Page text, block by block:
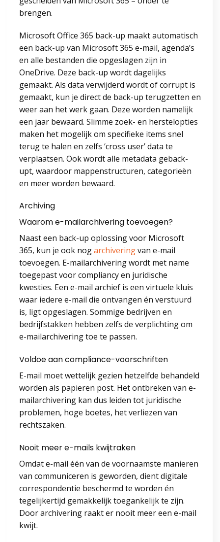
brengen.
Microsoft Office 365 back-up maakt automatisch
een back-up van Microsoft 365 e-mail, agenda’s
en alle bestanden die opgeslagen zijn in
OneDrive. Deze back-up wordt dagelijks
gemaakt. Als data verwijderd wordt of corrupt is
gemaakt, kun je direct de back-up terugzetten en
weer aan het werk gaan. Deze worden namelijk
een jaar bewaard. Slimme zoek- en herstelopties
maken het mogelijk om specifieke items snel
terug te halen en zelfs ‘cross user’ data te
verplaatsen. Ook wordt alle metadata geback-
upt, waardoor mappenstructuren, categorieën
en meer worden bewaard.
Archiving
Waarom e-mailarchivering toevoegen?
Naast een back-up oplossing voor Microsoft
365, kun je ook nogarchiveringvan e-mail
toevoegen. E-mailarchivering wordt met name
toegepast voor compliancy en juridische
kwesties. Een e-mail archief is een virtuele kluis
waar iedere e-mail die ontvangen én verstuurd
is, ligt opgeslagen. Sommige bedrijven en
bedrijfstakken hebben zelfs de verplichting om
e-mailarchivering toe te passen.
Voldoe aan compliance-voorschriften
E-mail moet wettelijk gezien hetzelfde behandeld
worden als papieren post. Het ontbreken van e-
mailarchivering kan dus leiden tot juridische
problemen, hoge boetes, het verliezen van
rechtszaken.
Nooit meer e-mails kwijtraken
Omdat e-mail één van de voornaamste manieren
van communiceren is geworden, dient digitale
correspondentie beschermd te worden én
tegelijkertijd gemakkelijk toegankelijk te zijn.
Door archivering raakt er nooit meer een e-mail
kwijt.